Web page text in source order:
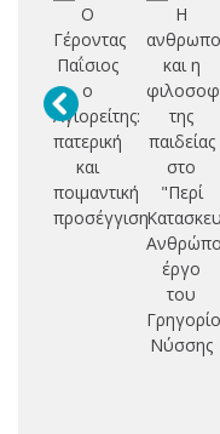
Ο
Γέροντας
Παΐσιος
ο
Αγιορείτης:
πατερική
και
ποιμαντική
προσέγγιση
Η
και η
της
παιδείας
στο
"Περί
έργο
του
Νύσσης